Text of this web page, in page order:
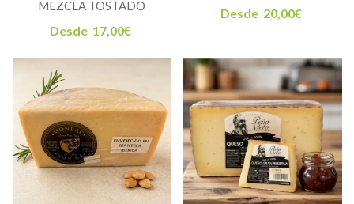
MEZCLA TOSTADO
Desde 17,00€
Desde 20,00€